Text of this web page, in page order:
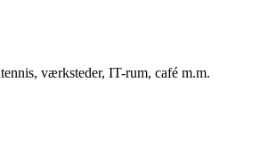
værksteder, IT-rum, café m.m.